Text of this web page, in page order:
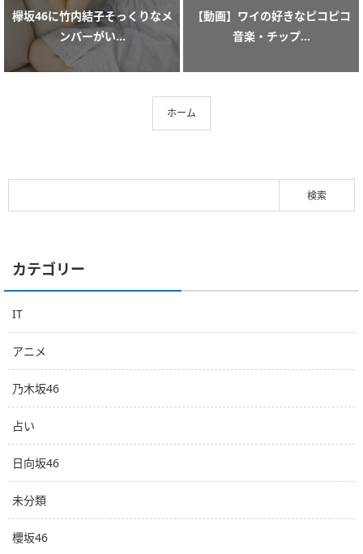
欅坂46に竹内結子そっくりなメ
ンバーがい...
【動画】ワイの好きなピコピコ
音楽・チップ...
ホーム
カテゴリー
IT
アニメ
乃木坂46
占い
日向坂46
未分類
櫻坂46